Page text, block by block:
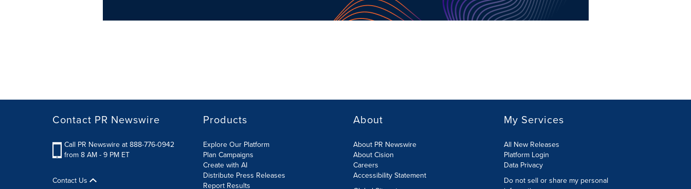
Contact PR Newswire
Call PR Newswire at 888-776-0942
from 8 AM - 9 PM ET
Contact Us
Products
Explore Our Platform
Plan Campaigns
Create with AI
Distribute Press Releases
Report Results
About
About PR Newswire
About Cision
Careers
Accessibility Statement
My Services
All New Releases
Platform Login
Data Privacy
Do not sell or share my personal